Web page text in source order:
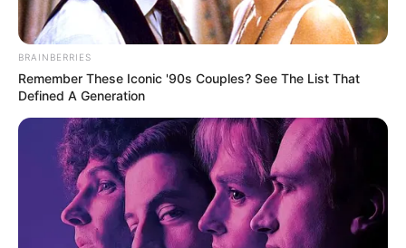
Tagesausflugsziele für Eisenach
Wandern
Ausflug mit der Bahn
Kinoprogramm
Angebote für Behinderte
Aussichtstürme
Kletterparks
Tier- und Zooparks
BRAINBERRIES
Remember These Iconic '90s Couples? See The List That
Defined A Generation